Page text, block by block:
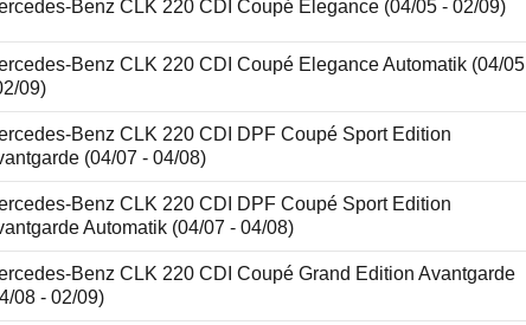
Benz CLK 220 CDI Coupé Elegance (04/05 - 02/09)
Benz CLK 220 CDI Coupé Elegance Automatik (04/05
09)
Benz CLK 220 CDI DPF Coupé Sport Edition
(04/07 - 04/08)
Benz CLK 220 CDI DPF Coupé Sport Edition
Automatik (04/07 - 04/08)
Benz CLK 220 CDI Coupé Grand Edition Avantgarde
08 - 02/09)